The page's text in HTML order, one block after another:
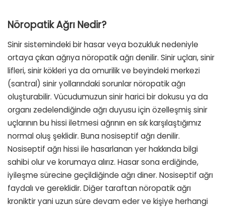
Nöropatik Ağrı Nedir?
Sinir sistemindeki bir hasar veya bozukluk nedeniyle
ortaya çıkan ağrıya nöropatik ağrı denilir. Sinir uçları, sinir
lifleri, sinir kökleri ya da omurilik ve beyindeki merkezi
(santral) sinir yollarındaki sorunlar nöropatik ağrı
oluşturabilir. Vücudumuzun sinir harici bir dokusu ya da
organı zedelendiğinde ağrı duyusu için özelleşmiş sinir
uçlarının bu hissi iletmesi ağrının en sık karşılaştığımız
normal oluş şeklidir. Buna nosiseptif ağrı denilir.
Nosiseptif ağrı hissi ile hasarlanan yer hakkında bilgi
sahibi olur ve korumaya alırız. Hasar sona erdiğinde,
iyileşme sürecine geçildiğinde ağrı diner. Nosiseptif ağrı
faydalı ve gereklidir. Diğer taraftan nöropatik ağrı
kroniktir yani uzun süre devam eder ve kişiye herhangi